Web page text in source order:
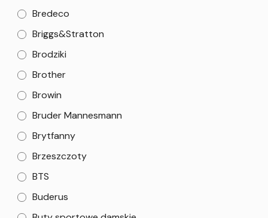
Bredeco
Briggs&Stratton
Brodziki
Brother
Browin
Bruder Mannesmann
Brytfanny
Brzeszczoty
BTS
Buderus